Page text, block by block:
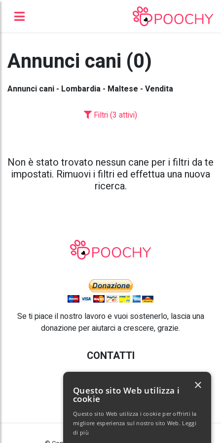
Annunci cani (0)
Annunci cani - Lombardia - Maltese - Vendita
Filtri (3 attivi)
Non è stato trovato nessun cane per i filtri da te
impostati. Rimuovi i filtri ed effettua una nuova
ricerca.
Se ti piace il nostro lavoro e vuoi sostenerlo, lascia una
donazione per aiutarci a crescere, grazie.
CONTATTI
E-mail:info@poochy.it
Questo sito Web utilizza i
cookie
Questo sito Web utilizza i cookie per offrirti la
migliore esperienza sul nostro sito Web. Leggi
di più
×